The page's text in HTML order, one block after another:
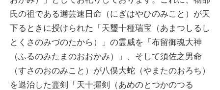
氏の祖である邇芸速日命（にぎはやひのみこと）が天
下るときに授けられた「天璽十種瑞宝（あまつしるし
とくさのみづのたから）」の霊威を「布留御魂大神
（ふるのみたまのおおかみ）」、そして須佐之男命
（すさのおのみこと）が八俣大蛇（やまたのおろち）
を退治した霊剣「天十握剣（あめのとつかのつる